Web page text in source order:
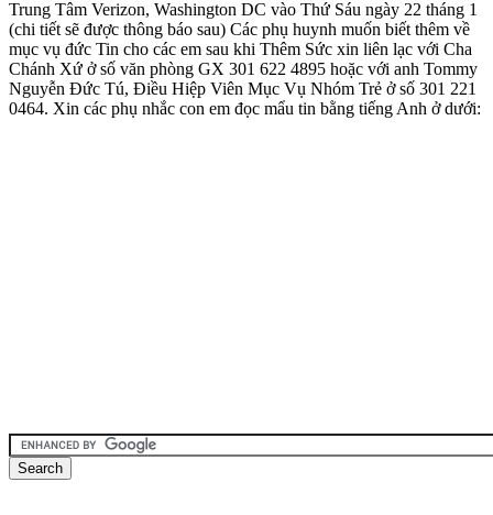
Trung Tâm Verizon, Washington DC vào Thứ Sáu ngày 22 tháng 1
(chi tiết sẽ được thông báo sau) Các phụ huynh muốn biết thêm về
mục vụ đức Tin cho các em sau khi Thêm Sức xin liên lạc với Cha
Chánh Xứ ở số văn phòng GX 301 622 4895 hoặc với anh Tommy
Nguyễn Đức Tú, Điều Hiệp Viên Mục Vụ Nhóm Trẻ ở số 301 221
0464. Xin các phụ nhắc con em đọc mẩu tin bằng tiếng Anh ở dưới: